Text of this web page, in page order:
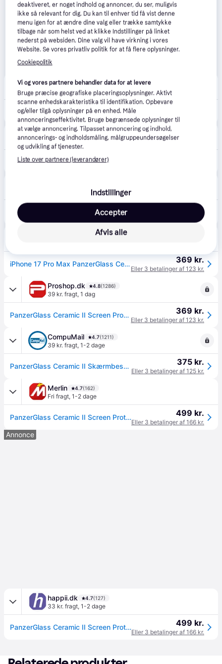
JBeShop
35 kr. fragt,1-2 dage
Gucca 4.8 (406)
40 kr. fragt,1-3 dage
1 dag
PanzerGlass iPhone 17 Pro Max Ceramic Skærmbeskyttelse m. EasyAligner - Ultra Wide Fit - Gennemsigtig 295 kr.
Eller 3 betalinger af 98 kr.
iPhone 17 Pro Max PanzerGlass Ceramic Skærmbeskyttelsesglas m. EasyAligner - Ultra Wide Fit - Gennemsigtig 369 kr.
Eller 3 betalinger af 123 kr.
Proshop.dk 4.8(1286)
39 kr. fragt, 1 dag
PanzerGlass Ceramic II Screen Protector iPhone 17 Pro Max | Ultra-Wide Fit w. EasyAligner 369 kr.
Eller 3 betalinger af 123 kr.
CompuMail 4.7(1211)
39 kr. fragt, 1-2 dage
PanzerGlass Ceramic II Skærmbeskytter til iPhone 17 Pro Max --> På lager, levering hos dig 07-08-2026 375 kr.
Eller 3 betalinger af 125 kr.
Merlin 4.7(162)
Fri fragt, 1-2 dage
PanzerGlass Ceramic II Screen Protector iPhone 17 Pro Max | Ultra-Wide Fit w. EasyAligner 499 kr.
Eller 3 betalinger af 166 kr.
Annonce
happii.dk 4.7(127)
33 kr. fragt, 1-2 dage
PanzerGlass Ceramic II Screen Protector iPhone 17 Pro Max | Ultra-Wide Fit w. EasyAligner 499 kr.
Eller 3 betalinger af 166 kr.
deaktiveret, er noget indhold og annoncer, du ser, muligvis
ikke så relevant for dig. Du kan til enhver tid få vist denne
menu igen for at ændre dine valg eller trække samtykke
tilbage når som helst ved at klikke Indstillinger på linket
nederst på websiden. Dine valg vil have virkning i vores
Website. Se vores privatliv politik for at få flere oplysninger.
Cookiepolitik
Vi og vores partnere behandler data for at levere
Bruge præcise geografiske placeringsoplysninger. Aktivt
scanne enhedskarakteristika til identifikation. Opbevare
og/eller tilgå oplysninger på en enhed. Måle
annonceringseffektivitet. Bruge begrænsede oplysninger til
at vælge annoncering. Tilpasset annoncering og indhold,
annoncerings- og indholdsmåling, målgruppeundersøgelser
og udvikling af tjenester.
Liste over partnere (leverandører)
Indstillinger
Afvis alle
Accepter